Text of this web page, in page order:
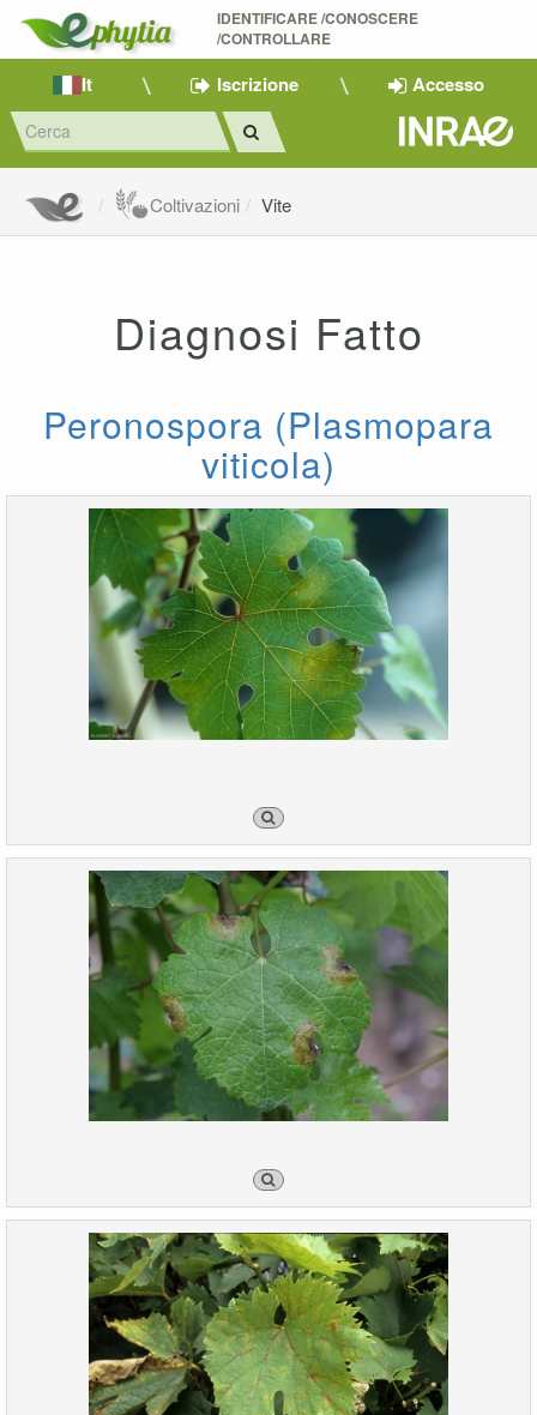
IDENTIFICARE /CONOSCERE
/CONTROLLARE
It Iscrizione Accesso
Coltivazioni Vite
Diagnosi Fatto
Peronospora (Plasmopara
viticola)